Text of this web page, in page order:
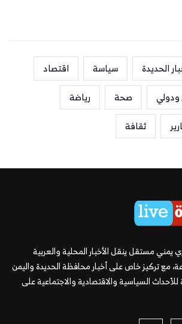
الحديدة سياسة
اقتصاد
ودولي صحة
رياضة
ثقافة
يمني مستقل ينقل الأخبار المحلية والعربية
مع تركيز خاص على أخبار محافظة الحديدة واليمن
السياسية والاقتصادية والاجتماعية على